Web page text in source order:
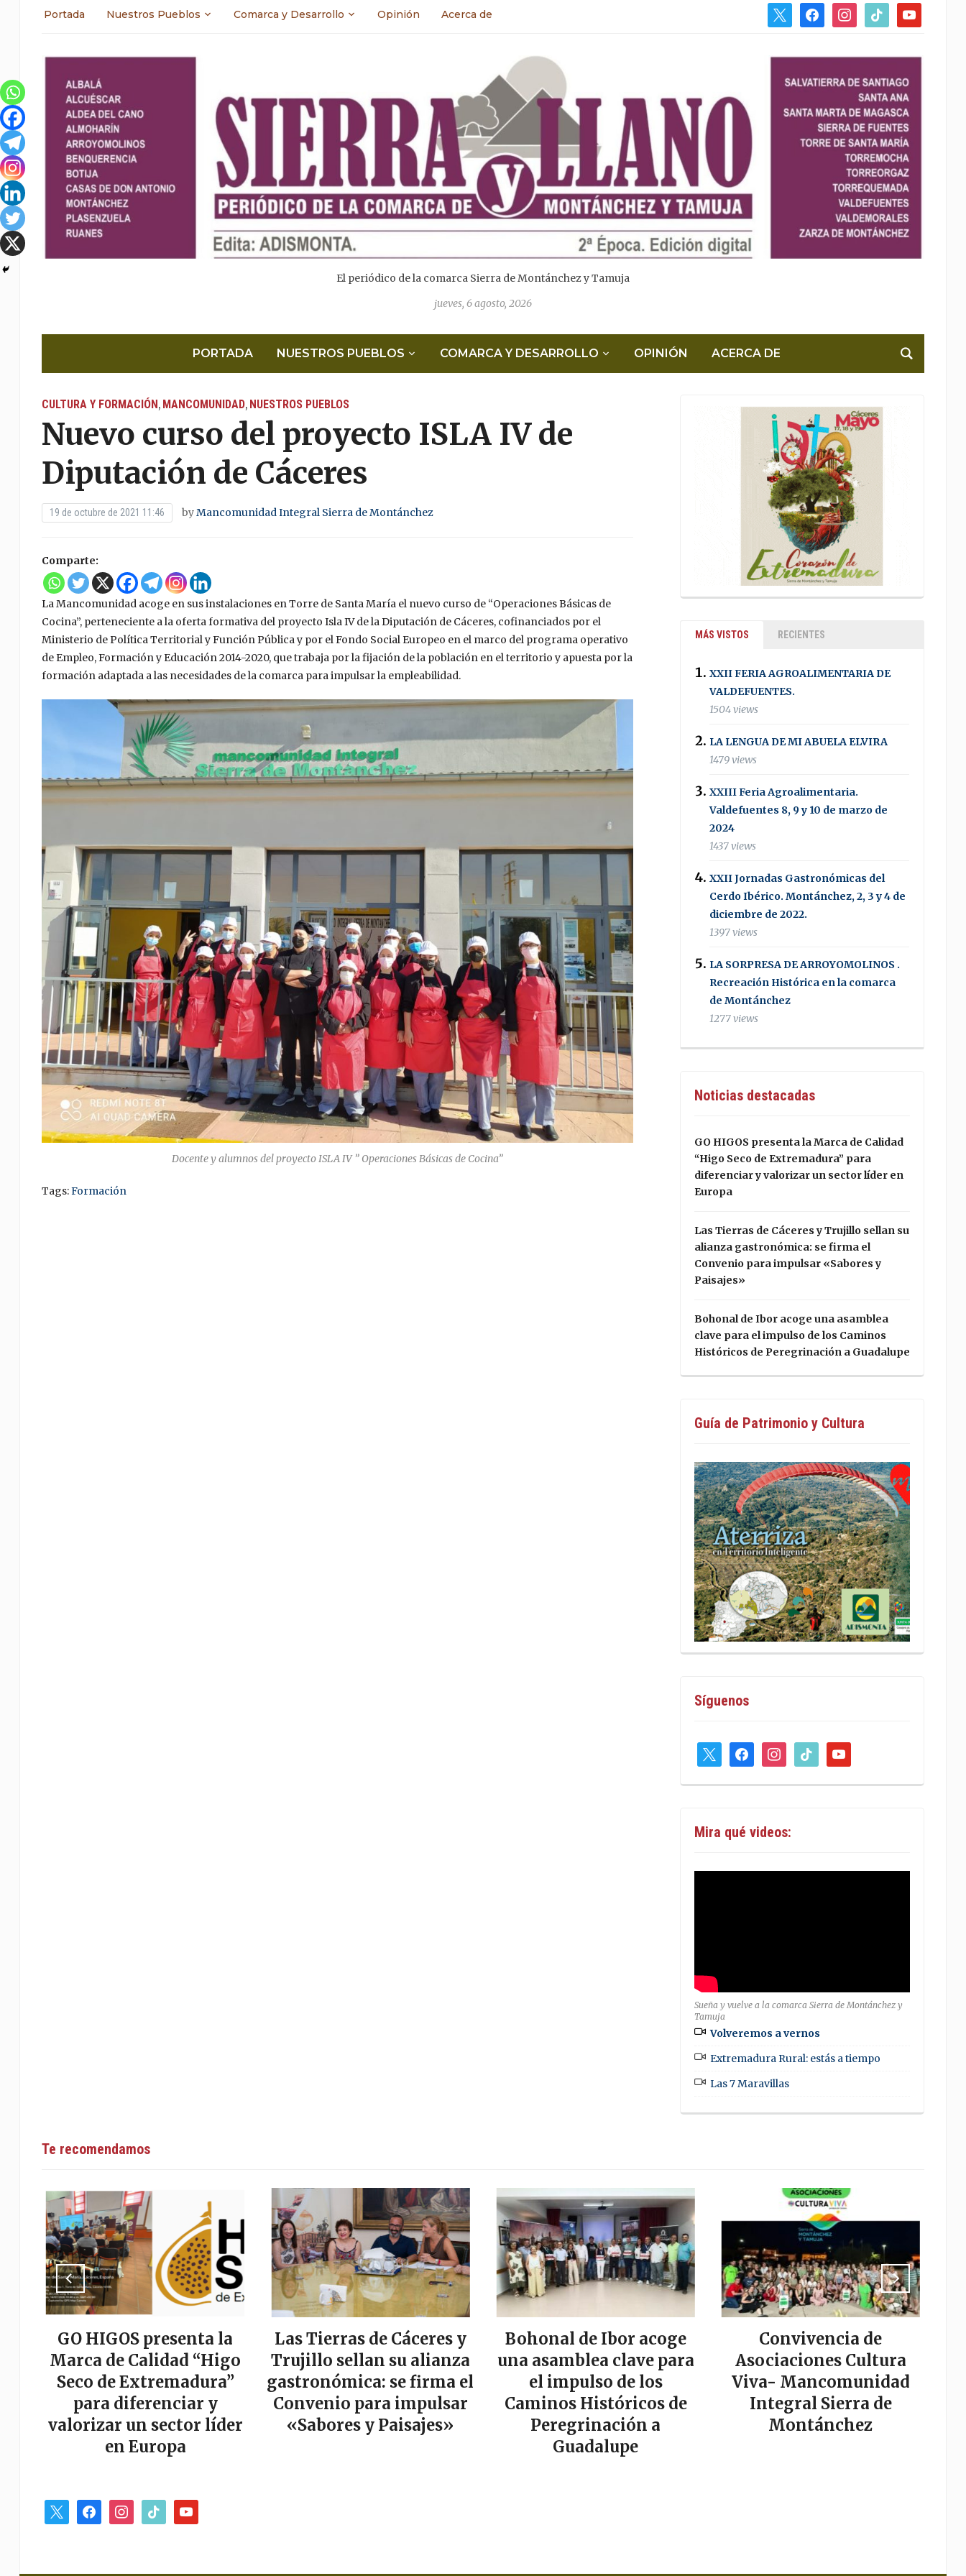
facebookinstagram
tiktok youtube
Portada Nuestros Pueblos Comarca y Desarrollo Opinión Acerca de
El periódico de la comarca Sierra de Montánchez y Tamuja
jueves, 6 agosto, 2026
PORTADA NUESTROS PUEBLOS COMARCA Y DESARROLLO OPINIÓN ACERCA DE
CULTURA Y FORMACIÓN, MANCOMUNIDAD, NUESTROS PUEBLOS
Nuevo curso del proyecto ISLA IV de
Diputación de Cáceres
19 de octubre de 2021 11:46 byMancomunidad Integral Sierra de Montánchez
Comparte:
La Mancomunidad acoge en sus instalaciones en Torre de Santa María el nuevo curso de “Operaciones Básicas de
Cocina”, perteneciente a la oferta formativa del proyecto Isla IV de la Diputación de Cáceres, cofinanciados por el
Ministerio de Política Territorial y Función Pública y por el Fondo Social Europeo en el marco del programa operativo
de Empleo, Formación y Educación 2014-2020, que trabaja por la fijación de la población en el territorio y apuesta por la
formación adaptada a las necesidades de la comarca para impulsar la empleabilidad.
Docente y alumnos del proyecto ISLA IV ” Operaciones Básicas de Cocina”
Tags:Formación
MÁS VISTOS RECIENTES
XXII FERIA AGROALIMENTARIA DE
VALDEFUENTES.
1504 views
LA LENGUA DE MI ABUELA ELVIRA
1479 views
XXIII Feria Agroalimentaria.
Valdefuentes 8, 9 y 10 de marzo de
2024
1437 views
XXII Jornadas Gastronómicas del
Cerdo Ibérico. Montánchez, 2, 3 y 4 de
diciembre de 2022.
1397 views
LA SORPRESA DE ARROYOMOLINOS .
Recreación Histórica en la comarca
de Montánchez
1277 views
Noticias destacadas
GO HIGOS presenta la Marca de Calidad
“Higo Seco de Extremadura” para
diferenciar y valorizar un sector líder en
Europa
Las Tierras de Cáceres y Trujillo sellan su
alianza gastronómica: se firma el
Convenio para impulsar «Sabores y
Paisajes»
Bohonal de Ibor acoge una asamblea
clave para el impulso de los Caminos
Históricos de Peregrinación a Guadalupe
Guía de Patrimonio y Cultura
Síguenos
facebookinstagram
tiktok youtube
Mira qué videos:
Sueña y vuelve a la comarca Sierra de Montánchez y
Tamuja
Volveremos a vernos
Extremadura Rural: estás a tiempo
Las 7 Maravillas
Te recomendamos
GO HIGOS presenta la
Marca de Calidad “Higo
Seco de Extremadura”
para diferenciar y
valorizar un sector líder
en Europa
Las Tierras de Cáceres y
Trujillo sellan su alianza
gastronómica: se firma el
Convenio para impulsar
«Sabores y Paisajes»
Bohonal de Ibor acoge
una asamblea clave para
el impulso de los
Caminos Históricos de
Peregrinación a
Guadalupe
Convivencia de
Asociaciones Cultura
Viva- Mancomunidad
Integral Sierra de
Montánchez
facebookinstagram
tiktok youtube